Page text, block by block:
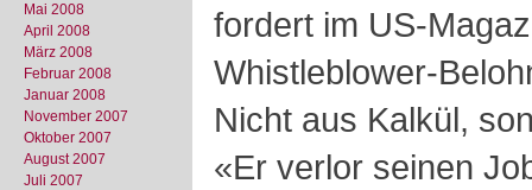
Mai 2008
April 2008
März 2008
Februar 2008
Januar 2008
November 2007
Oktober 2007
August 2007
Juli 2007
fordert im US-
Whistleblower-
Nicht aus Kalkül,
«Er verlor seinen